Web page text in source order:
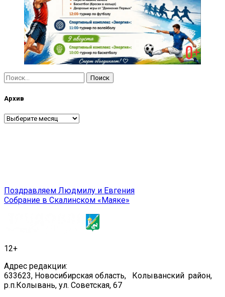
Найти:
Архив
Архив
Навигация
по
Поздравляем Людмилу и Евгения
Собрание в Скалинском «Маяке»
12+
Адрес редакции:
633623, Новосибирская область, Колыванский район,
р.п.Колывань, ул. Советская, 67